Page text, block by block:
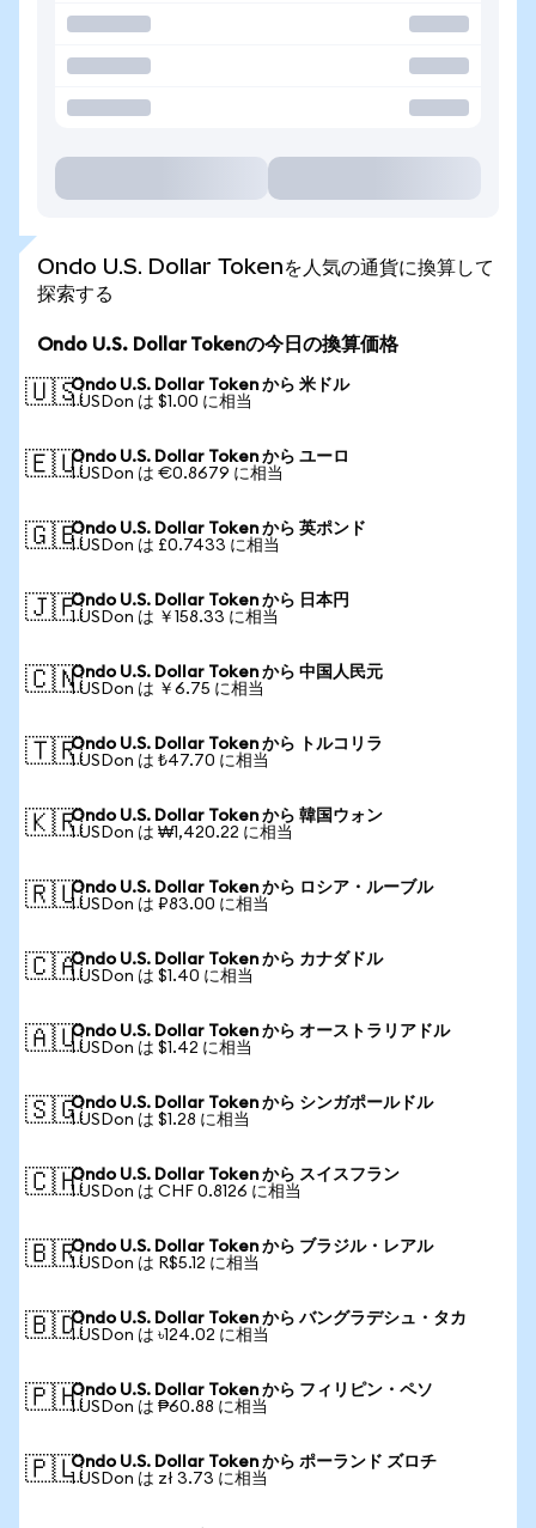
Ondo U.S. Dollar Tokenを人気の通貨に換算して
探索する
Ondo U.S. Dollar Tokenの今日の換算価格
🇺🇸Ondo U.S. Dollar Token から 米ドル
1 USDon は $1.00 に相当
🇪🇺Ondo U.S. Dollar Token から ユーロ
1 USDon は €0.8679 に相当
🇬🇧Ondo U.S. Dollar Token から 英ポンド
1 USDon は £0.7433 に相当
🇯🇵Ondo U.S. Dollar Token から 日本円
1 USDon は ￥158.33 に相当
🇨🇳Ondo U.S. Dollar Token から 中国人民元
1 USDon は ￥6.75 に相当
🇹🇷Ondo U.S. Dollar Token から トルコリラ
1 USDon は ₺47.70 に相当
🇰🇷Ondo U.S. Dollar Token から 韓国ウォン
1 USDon は ₩1,420.22 に相当
🇷🇺Ondo U.S. Dollar Token から ロシア・ルーブル
1 USDon は ₽83.00 に相当
🇨🇦Ondo U.S. Dollar Token から カナダドル
1 USDon は $1.40 に相当
🇦🇺Ondo U.S. Dollar Token から オーストラリアドル
1 USDon は $1.42 に相当
🇸🇬Ondo U.S. Dollar Token から シンガポールドル
1 USDon は $1.28 に相当
🇨🇭Ondo U.S. Dollar Token から スイスフラン
1 USDon は CHF 0.8126 に相当
🇧🇷Ondo U.S. Dollar Token から ブラジル・レアル
1 USDon は R$5.12 に相当
🇧🇩Ondo U.S. Dollar Token から バングラデシュ・タカ
1 USDon は ৳124.02 に相当
🇵🇭Ondo U.S. Dollar Token から フィリピン・ペソ
1 USDon は ₱60.88 に相当
🇵🇱Ondo U.S. Dollar Token から ポーランド ズロチ
1 USDon は zł 3.73 に相当